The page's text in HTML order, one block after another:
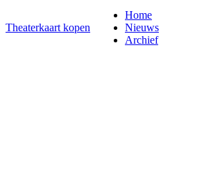
Theaterkaart kopen
Home
Nieuws
Archief